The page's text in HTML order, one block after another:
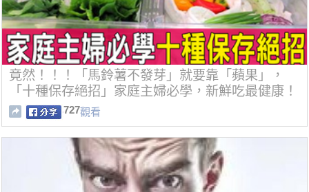
竟然！！！「馬鈴薯不發芽」就要靠「蘋果」，
「十種保存絕招」家庭主婦必學，新鮮吃最健康！
727觀看